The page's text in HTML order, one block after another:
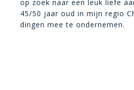
op zoek naar een leuk liefe
45/50 jaar oud in mijn regio
dingen mee te ondernemen.